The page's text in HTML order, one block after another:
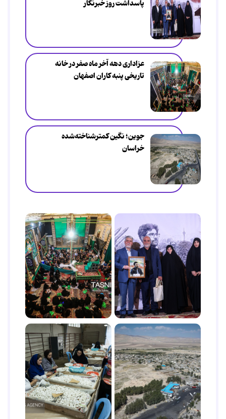
پاسداشت روز خبرنگار
عزاداری دهه آخر ماه صفر در خانه
تاریخی پنبه کاران اصفهان
جوین؛ نگین کمترشناخته‌شده
خراسان